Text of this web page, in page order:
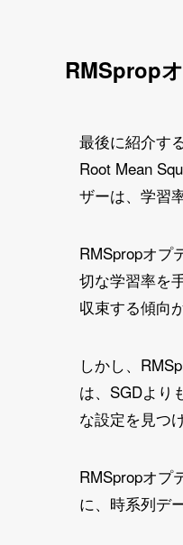
RMSprop
最後に紹介す
Root Mean
ザーは、学習
RMSpropオプ
切な学習率を
収束する傾向
しかし、
は、SGDより
な設定を見つ
RMSpropオプ
に、時系列デ